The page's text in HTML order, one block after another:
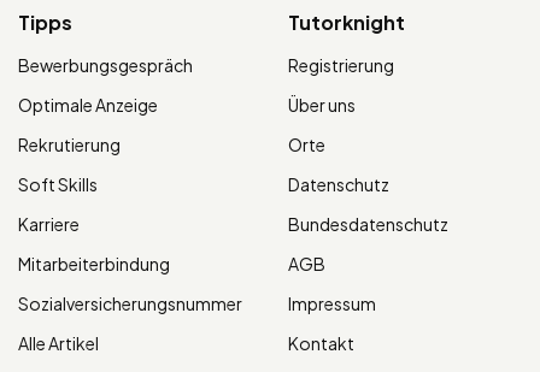
Tipps
Bewerbungsgespräch
Optimale Anzeige
Rekrutierung
Soft Skills
Karriere
Mitarbeiterbindung
Sozialversicherungsnummer
Alle Artikel
Tutorknight
Registrierung
Über uns
Orte
Datenschutz
Bundesdatenschutz
AGB
Impressum
Kontakt